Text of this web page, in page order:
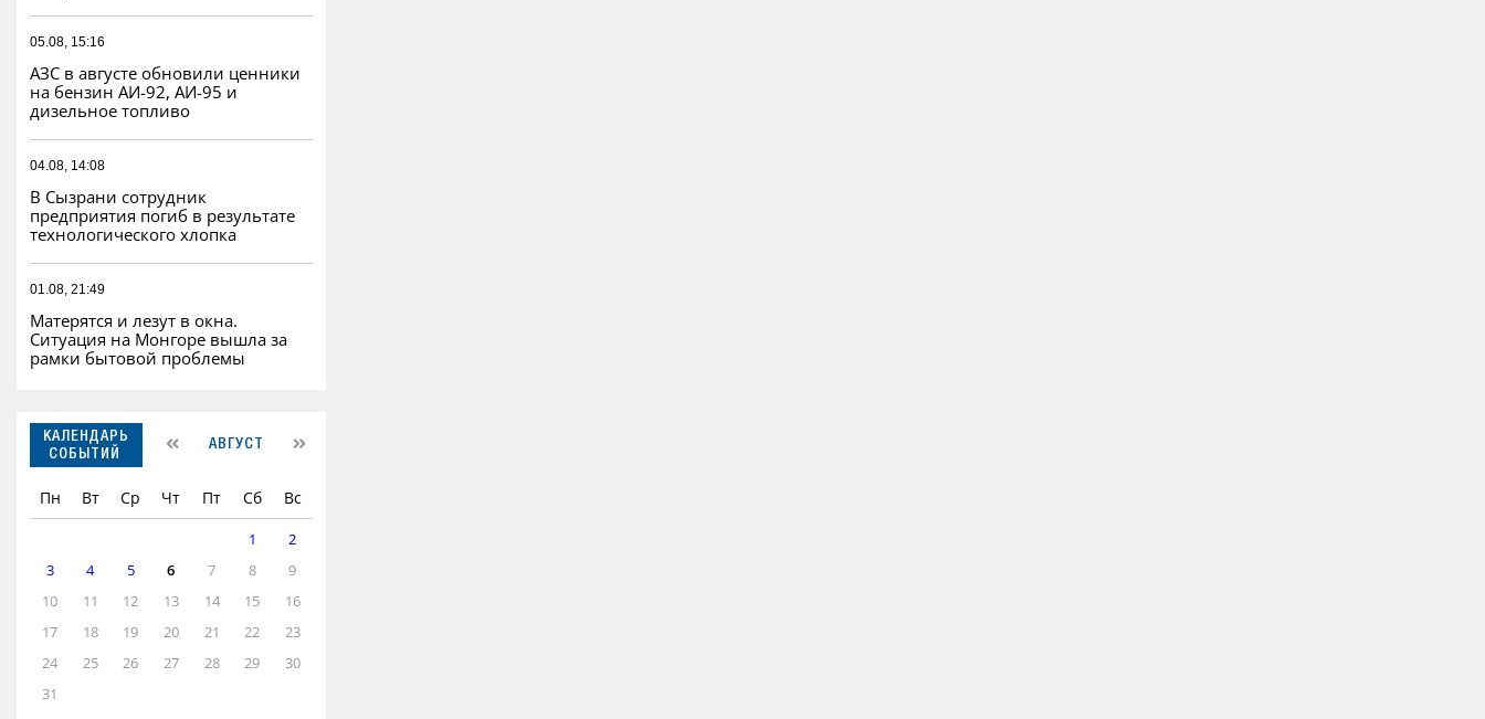
05.08, 15:16
АЗС в августе обновили ценники
на бензин АИ-92, АИ-95 и
дизельное топливо
04.08, 14:08
В Сызрани сотрудник
предприятия погиб в результате
технологического хлопка
01.08, 21:49
Матерятся и лезут в окна.
Ситуация на Монгоре вышла за
рамки бытовой проблемы
КАЛЕНДАРЬ
СОБЫТИЙ
АВГУСТ
Пн Вт Ср Чт Пт Сб Вс
1
2
3
4 5 6 7 8
9
10
11 12 13 14 15
16
17
18 19 20 21 22
23
24
25 26 27 28 29
30
31